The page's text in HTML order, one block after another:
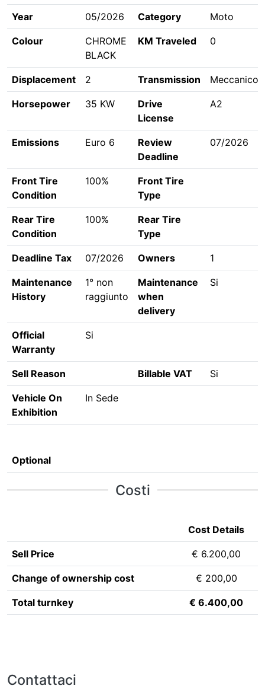
Year 05/2026 Category Moto
Colour
CHROME
BLACK
KM Traveled 0
Displacement 2 Transmission Meccanico
Horsepower 35 KW
Drive
License
A2
Emissions Euro 6
Review
Deadline
07/2026
Front Tire
Condition
100%
Front Tire
Type
Rear Tire
Condition
100%
Rear Tire
Type
Deadline Tax 07/2026 Owners 1
Maintenance
History
1° non
raggiunto
Maintenance
when
delivery
Si
Official
Warranty
Si
Sell Reason Billable VAT Si
Vehicle On
Exhibition
In Sede
Optional
Costi
Cost Details
Sell Price € 6.200,00
Change of ownership cost € 200,00
Total turnkey € 6.400,00
Contattaci